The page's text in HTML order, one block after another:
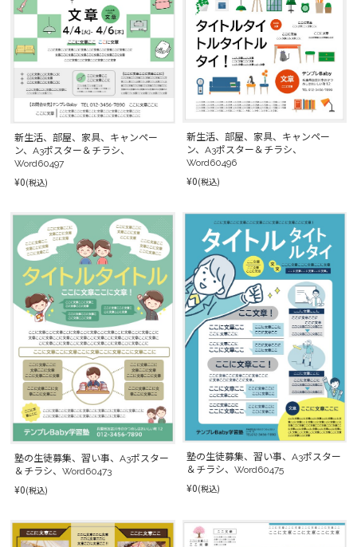
新生活、部屋、家具、キャンペー
ン、A3ポスター＆チラシ、
Word60497
¥0(税込)
新生活、部屋、家具、キャンペー
ン、A3ポスター＆チラシ、
Word60496
¥0(税込)
塾の生徒募集、習い事、A3ポスター
＆チラシ、Word60473
¥0(税込)
塾の生徒募集、習い事、A3ポスター
＆チラシ、Word60475
¥0(税込)